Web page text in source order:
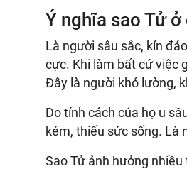
Ý nghĩa sao Tử
Là người sâu sắc, kín
cực. Khi làm bất cứ việc
Đây là người khó lường,
Do tính cách của họ u
kém, thiếu sức sống. Là
Sao Tử ảnh hưởng